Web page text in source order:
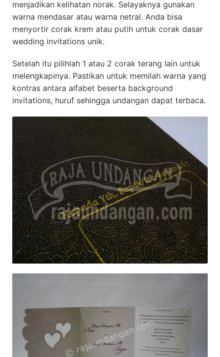
menjadikan kelihatan norak. Selayaknya gunakan
warna mendasar atau warna netral. Anda bisa
menyortir corak krem atau putih untuk corak dasar
wedding invitations unik.
Setelah itu pilihlah 1 atau 2 corak terang lain untuk
melengkapinya. Pastikan untuk memilah warna yang
kontras antara alfabet beserta background
invitations, huruf sehingga undangan dapat terbaca.